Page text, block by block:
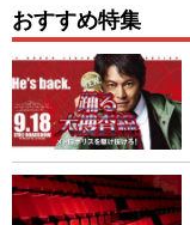
おすすめ特集